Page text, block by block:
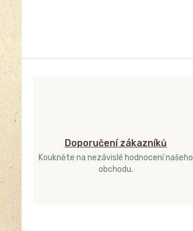
Doporučení zákazníků
Koukněte na nezávislé hodnocení našeho
obchodu.